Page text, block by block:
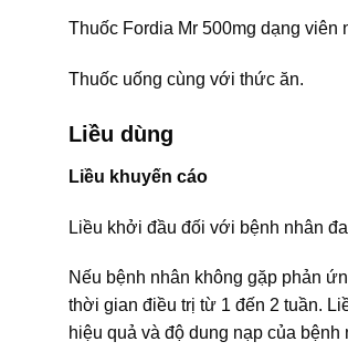
Thuốc Fordia Mr 500mg dạng viên
Thuốc uống cùng với thức ăn.
Liều dùng
Liều khuyến cáo
Liều khởi đầu đối với bệnh nhân
Nếu bệnh nhân không gặp phản
thời gian điều trị từ 1 đến 2 tuần.
hiệu quả và độ dung nạp của